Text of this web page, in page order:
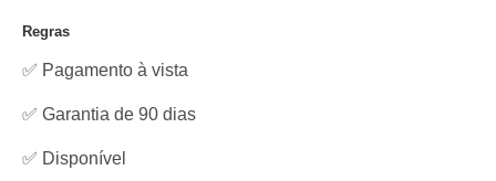
Regras
✅ Pagamento à vista
✅ Garantia de 90 dias
✅ Disponível